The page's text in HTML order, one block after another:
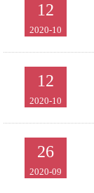
12
2020-10
12
2020-10
26
2020-09